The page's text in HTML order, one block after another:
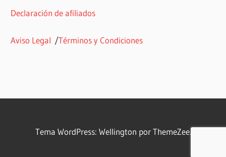
Declaración de afiliados
Aviso Legal /Términos y Condiciones
Tema WordPress: Wellington por ThemeZee.